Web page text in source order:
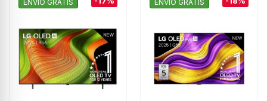
ENVÍO GRATIS ENVÍO GRATIS